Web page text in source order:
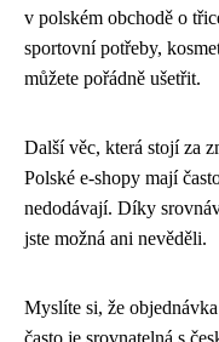
v polském obchodě o
sportovní potřeby,
můžete pořádně ušetřit.
Další věc, která stojí za
Polské e-shopy mají
nedodávají. Díky
jste možná ani nevěděli.
Myslíte si, že
často je srovnatelná s